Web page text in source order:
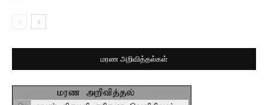
மரண அறிவித்தல்கள்